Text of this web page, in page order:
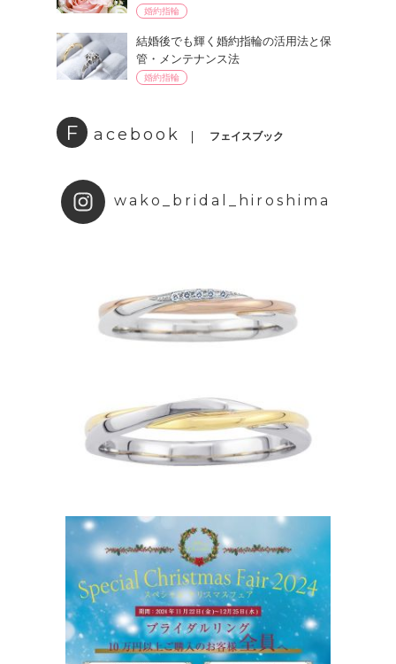
婚約指輪
結婚後でも輝く婚約指輪の活用法と保
管・メンテナンス法
婚約指輪
F acebook フェイスブック
wako_bridal_hiroshima